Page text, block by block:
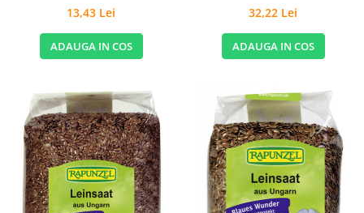
13,43 Lei
ADAUGA IN COS
32,22 Lei
ADAUGA IN COS